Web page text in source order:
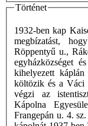
Történet
1932-ben kap
megbízatást,
Röppentyű u.,
egyházközséget
kihelyezett
költözik és a Váci
végzi az
Kápolna
Frangepán u. 4.